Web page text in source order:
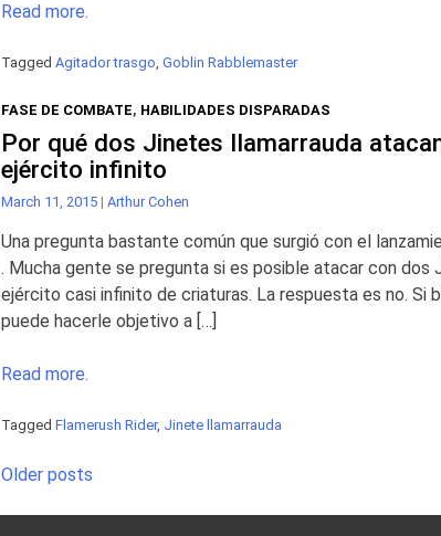
Read more.
Tagged Agitador trasgo, Goblin Rabblemaster
FASE DE COMBATE, HABILIDADES DISPARADAS
Por qué dos Jinetes llamarrauda
ejército infinito
March 11, 2015 | Arthur Cohen
Una pregunta bastante común que surgió con el
. Mucha gente se pregunta si es posible atacar con dos
ejército casi infinito de criaturas. La respuesta es no. Si
puede hacerle objetivo a […]
Read more.
Tagged Flamerush Rider, Jinete llamarrauda
Posts
Older posts